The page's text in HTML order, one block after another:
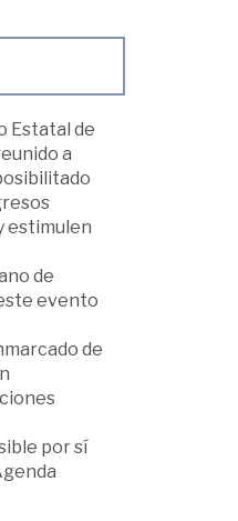
Estatal de
a
estimulen
de
evento
de
por sí